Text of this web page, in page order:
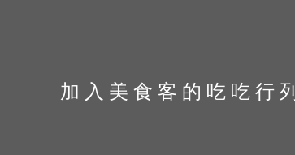
加入美食客的吃吃行列